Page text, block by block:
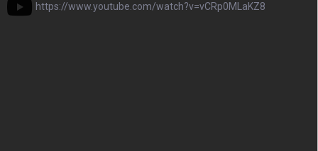
https://www.youtube.com/watch?v=vCRp0MLaKZ8